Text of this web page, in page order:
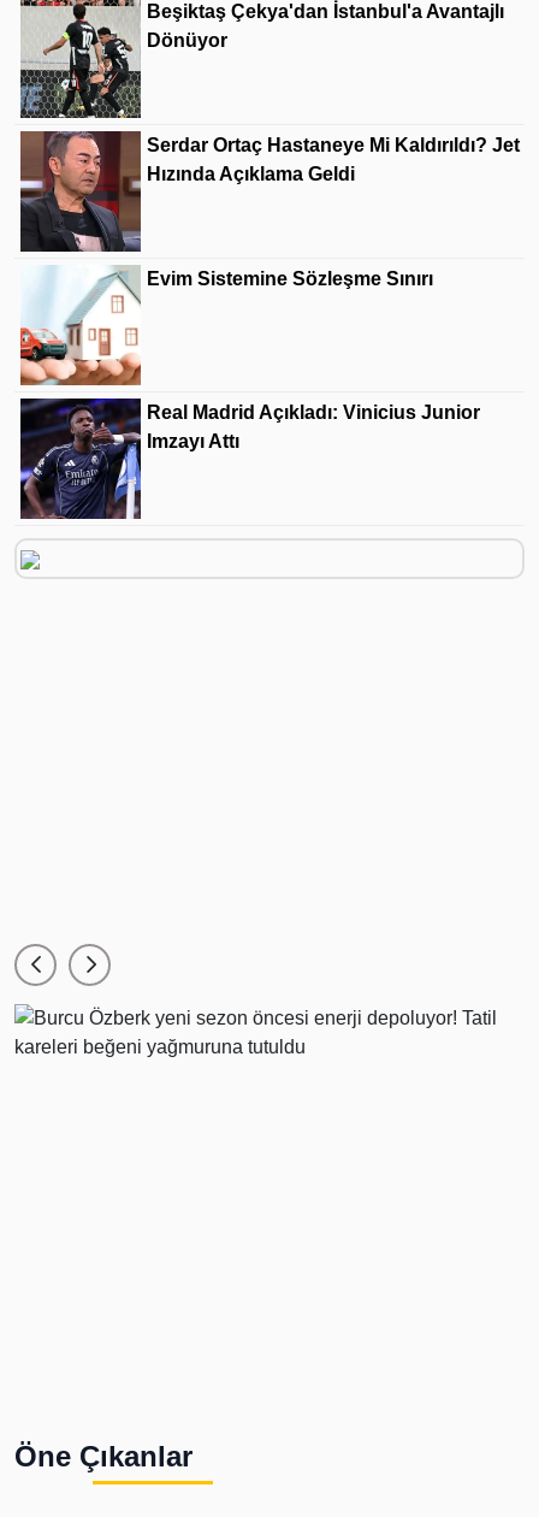
Beşiktaş Çekya'dan İstanbul'a Avantajlı
Dönüyor
Serdar Ortaç Hastaneye Mi Kaldırıldı? Jet
Hızında Açıklama Geldi
Evim Sistemine Sözleşme Sınırı
Real Madrid Açıkladı: Vinicius Junior
Imzayı Attı
Öne Çıkanlar